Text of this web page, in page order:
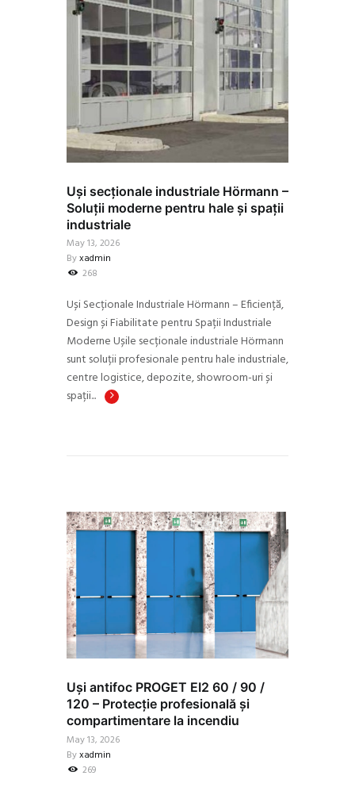
Uși secționale industriale Hörmann –
Soluții moderne pentru hale și spații
industriale
May 13, 2026
Byxadmin
268
Uși Secționale Industriale Hörmann – Eficiență,
Design și Fiabilitate pentru Spații Industriale
Moderne Ușile secționale industriale Hörmann
sunt soluții profesionale pentru hale industriale,
centre logistice, depozite, showroom-uri și
spații...
Uși antifoc PROGET EI2 60 / 90 /
120 – Protecție profesională și
compartimentare la incendiu
May 13, 2026
Byxadmin
269